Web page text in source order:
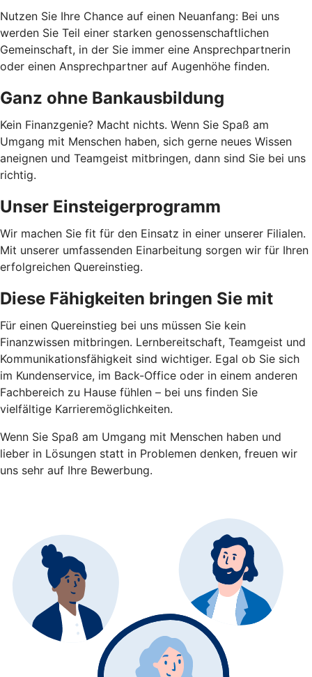
Nutzen Sie Ihre Chance auf einen Neuanfang: Bei uns
werden Sie Teil einer starken genossenschaftlichen
Gemeinschaft, in der Sie immer eine Ansprechpartnerin
oder einen Ansprechpartner auf Augenhöhe finden.
Ganz ohne Bankausbildung
Kein Finanzgenie? Macht nichts. Wenn Sie Spaß am
Umgang mit Menschen haben, sich gerne neues Wissen
aneignen und Teamgeist mitbringen, dann sind Sie bei uns
richtig.
Unser Einsteigerprogramm
Wir machen Sie fit für den Einsatz in einer unserer Filialen.
Mit unserer umfassenden Einarbeitung sorgen wir für Ihren
erfolgreichen Quereinstieg.
Diese Fähigkeiten bringen Sie mit
Für einen Quereinstieg bei uns müssen Sie kein
Finanzwissen mitbringen. Lernbereitschaft, Teamgeist und
Kommunikationsfähigkeit sind wichtiger. Egal ob Sie sich
im Kundenservice, im Back-Office oder in einem anderen
Fachbereich zu Hause fühlen – bei uns finden Sie
vielfältige Karrieremöglichkeiten.
Wenn Sie Spaß am Umgang mit Menschen haben und
lieber in Lösungen statt in Problemen denken, freuen wir
uns sehr auf Ihre Bewerbung.